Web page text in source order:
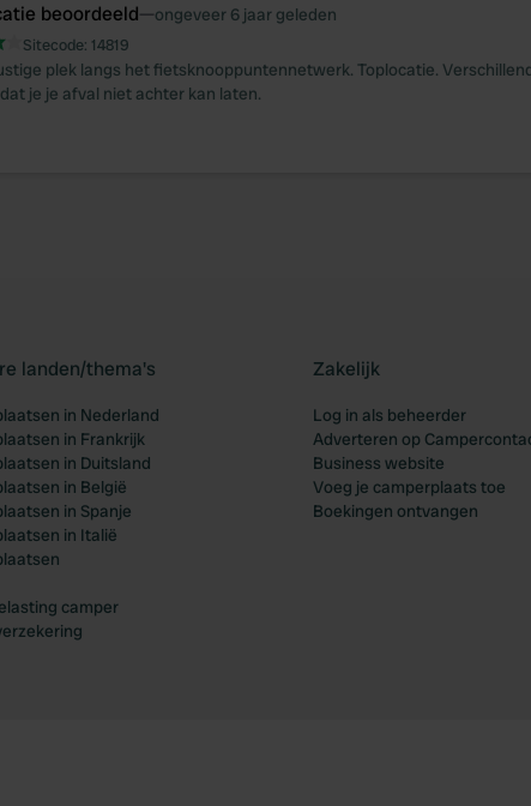
beoordeeld—ongeveer 6 jaar geleden
Sitecode: 14819
plek langs het fietsknooppuntennetwerk. Toplocatie.
je je afval niet achter kan laten.
landen/thema's
in Nederland
in Frankrijk
in Duitsland
in België
in Spanje
in Italië
camper
Zakelijk
Log in als beheerder
Adverteren op
Business website
Voeg je camperplaats toe
Boekingen ontvangen